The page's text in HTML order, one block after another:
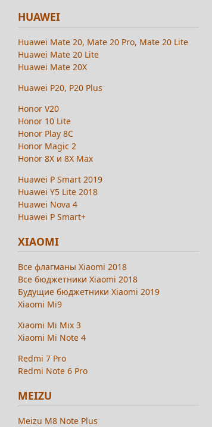
HUAWEI
Huawei Mate 20, Mate 20 Pro, Mate 20 Lite
Huawei Mate 20 Lite
Huawei Mate 20X
Huawei P20, P20 Plus
Honor V20
Honor 10 Lite
Honor Play 8C
Honor Magic 2
Honor 8X и 8X Max
Huawei P Smart 2019
Huawei Y5 Lite 2018
Huawei Nova 4
Huawei P Smart+
XIAOMI
Все флагманы Xiaomi 2018
Все бюджетники Xiaomi 2018
Будущие бюджетники Xiaomi 2019
Xiaomi Mi9
Xiaomi Mi Mix 3
Xiaomi Mi Note 4
Redmi 7 Pro
Redmi Note 6 Pro
MEIZU
Meizu M8 Note Plus